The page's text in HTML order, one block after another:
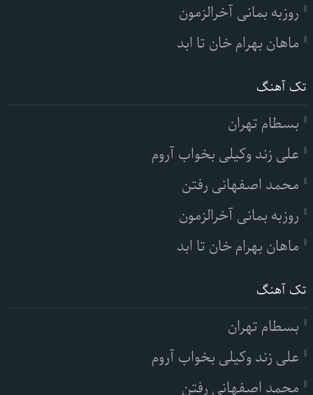
روزبه بمانی آخرالزمون
ماهان بهرام خان تا ابد
تک آهنگ
بسطام تهران
علی زند وکیلی بخواب آروم
محمد اصفهانی رفتن
روزبه بمانی آخرالزمون
ماهان بهرام خان تا ابد
تک آهنگ
بسطام تهران
علی زند وکیلی بخواب آروم
محمد اصفهانی رفتن